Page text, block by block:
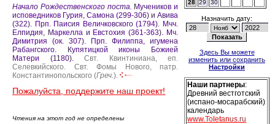
Начало Рождественского поста. Мучеников и
исповедников Гурия, Самона (299-306) и Авива
(322). Прп. Паисия Величковского (1794). Мчч.
Елпидия, Маркелла и Евстохия (361-363). Мч.
Димитрия (ок. 307).
Прп. Филиппа, игумена
Рабангского.
Купятицкой иконы Божией
Матери (1180). Свт. Квинтиниана, еп.
Селевкийского.
Свт. Фомы Нового, патр.
Константинопольского (Греч.).
Пожалуйста, поддержите наш проект!
Чтения на этот год не определены
28 29 30
Назначить дату:
Здесь Вы можете
изменить или сохранить
Настройки
Наши партнеры:
Древний вестготский
(испано-мосарабский)
календарь
www.Toletanus.ru